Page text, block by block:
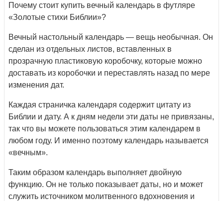
Почему стоит купить вечный календарь в футляре
«Золотые стихи Библии»?
Вечный настольный календарь — вещь необычная. Он
сделан из отдельных листов, вставленных в
прозрачную пластиковую коробочку, которые можно
доставать из коробочки и переставлять назад по мере
изменения дат.
Каждая страничка календаря содержит цитату из
Библии и дату. А к дням недели эти даты не привязаны,
так что вы можете пользоваться этим календарем в
любом году. И именно поэтому календарь называется
«вечным».
Таким образом календарь выполняет двойную
функцию. Он не только показывает даты, но и может
служить источником молитвенного вдохновения и